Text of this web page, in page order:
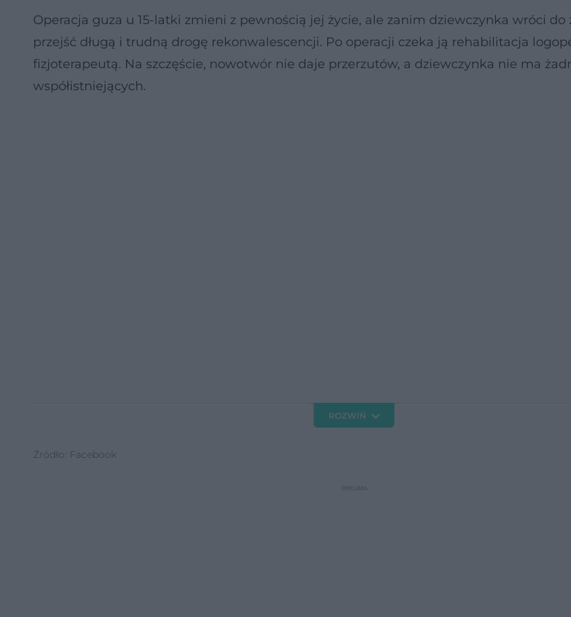
Operacja guza u 15-latki zmieni z pewnością jej życie, ale zanim dziewczynka wróci do
przejść długą i trudną drogę rekonwalescencji. Po operacji czeka ją rehabilitacja
fizjoterapeutą. Na szczęście, nowotwór nie daje przerzutów, a dziewczynka nie ma
współistniejących.
ROZWIŃ
Źródło: Facebook